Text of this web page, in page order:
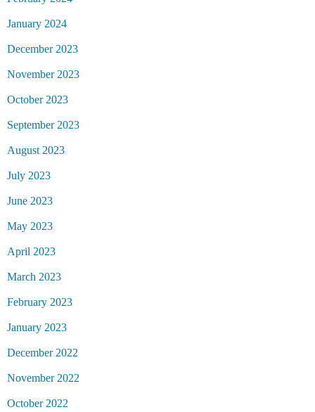
January 2024
December 2023
November 2023
October 2023
September 2023
August 2023
July 2023
June 2023
May 2023
April 2023
March 2023
February 2023
January 2023
December 2022
November 2022
October 2022